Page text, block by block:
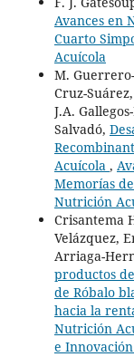
Avances en
Cuarto
Acuícola
M.
Cruz-
J.A.
Salvadó,
Acuícola ,
Memorías
Nutrición
Crisantema
Velázquez,
Arriaga-
productos
de Róbalo
hacia la
Nutrición
e